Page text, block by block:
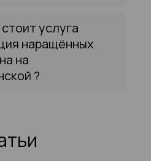
услуга
наращённых
на
?